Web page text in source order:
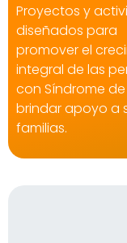
Proyectos y
diseñados para
promover el
integral de las
con Síndrome
brindar apoyo a
familias.